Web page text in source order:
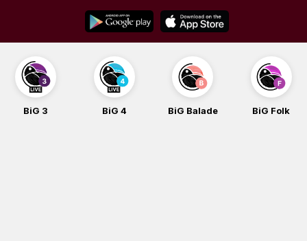
content
BiG Balade BiG Folk